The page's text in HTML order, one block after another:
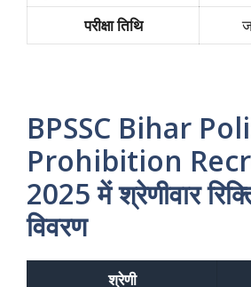
परीक्षा तिथि
BPSSC Bihar
Prohibition
2025में श्रेणीवार
विवरण
श्रेणी